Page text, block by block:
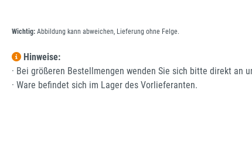
Wichtig: Abbildung kann abweichen, Lieferung ohne Felge.
Hinweise:
· Bei größeren Bestellmengen wenden Sie sich bitte direkt an
· Ware befindet sich im Lager des Vorlieferanten.